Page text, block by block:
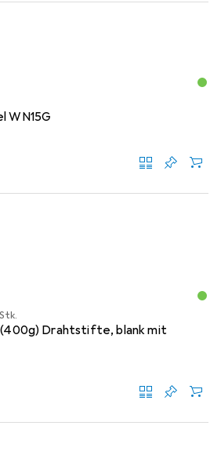
WN15G
(400g) Drahtstifte, blank mit